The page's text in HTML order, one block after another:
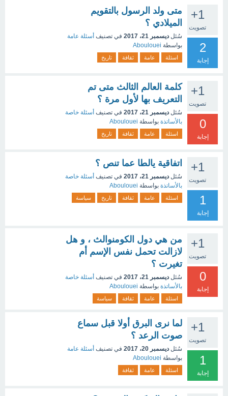
+1
تصويت
2
إجابة
متى ولد الرسول بالتقويم
الميلادي ؟
سُئل ديسمبر 21، 2017 في تصنيف أسئلة عامة
بواسطة Aboulouei
اسئلة عامة ثقافة تاريخ
+1
تصويت
0
إجابة
كلمة العالم الثالث متى تم
التعريف بها لأول مرة ؟
سُئل ديسمبر 21، 2017 في تصنيف أسئلة خاصة
بالأساتذة بواسطة Aboulouei
اسئلة عامة ثقافة تاريخ
+1
تصويت
1
إجابة
اتفاقية يالطا عما تنص ؟
سُئل ديسمبر 21، 2017 في تصنيف أسئلة خاصة
بالأساتذة بواسطة Aboulouei
اسئلة عامة ثقافة تاريخ سياسة
+1
تصويت
0
إجابة
من هي دول الكومنوالث ، و هل
لازالت تحمل نفس الإسم أم
تغيرت ؟
سُئل ديسمبر 21، 2017 في تصنيف أسئلة خاصة
بالأساتذة بواسطة Aboulouei
اسئلة عامة ثقافة سياسة
+1
تصويت
1
إجابة
لما نرى البرق أولا قبل سماع
صوت الرعد ؟
سُئل ديسمبر 20، 2017 في تصنيف أسئلة عامة
بواسطة Aboulouei
اسئلة عامة ثقافة